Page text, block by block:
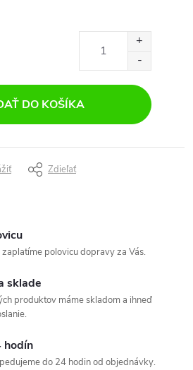
DO KOŠÍKA
Zdieľať
polovicu dopravy za Vás.
sklade
produktov máme skladom a ihneď
hodín
do 24 hodin od objednávky.